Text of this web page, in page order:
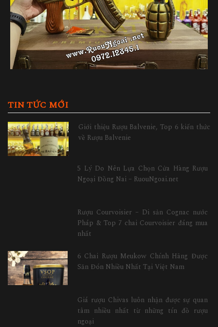
TIN TỨC MỚI
Giới thiệu Rượu Balvenie, Top 6 kiến thức
về Rượu Balvenie
5 Lý Do Nên Lựa Chọn Cửa Hàng Rượu
Ngoại Đồng Nai – RuouNgoai.net
Rượu Courvoisier – Di sản Cognac nước
Pháp & Top 7 chai Courvoisier đáng mua
nhất
6 Chai Rượu Meukow Chính Hãng Được
Săn Đón Nhiều Nhất Tại Việt Nam
Giá rượu Chivas luôn nhận được sự quan
tâm nhiều nhất từ những tín đồ rượu
ngoại